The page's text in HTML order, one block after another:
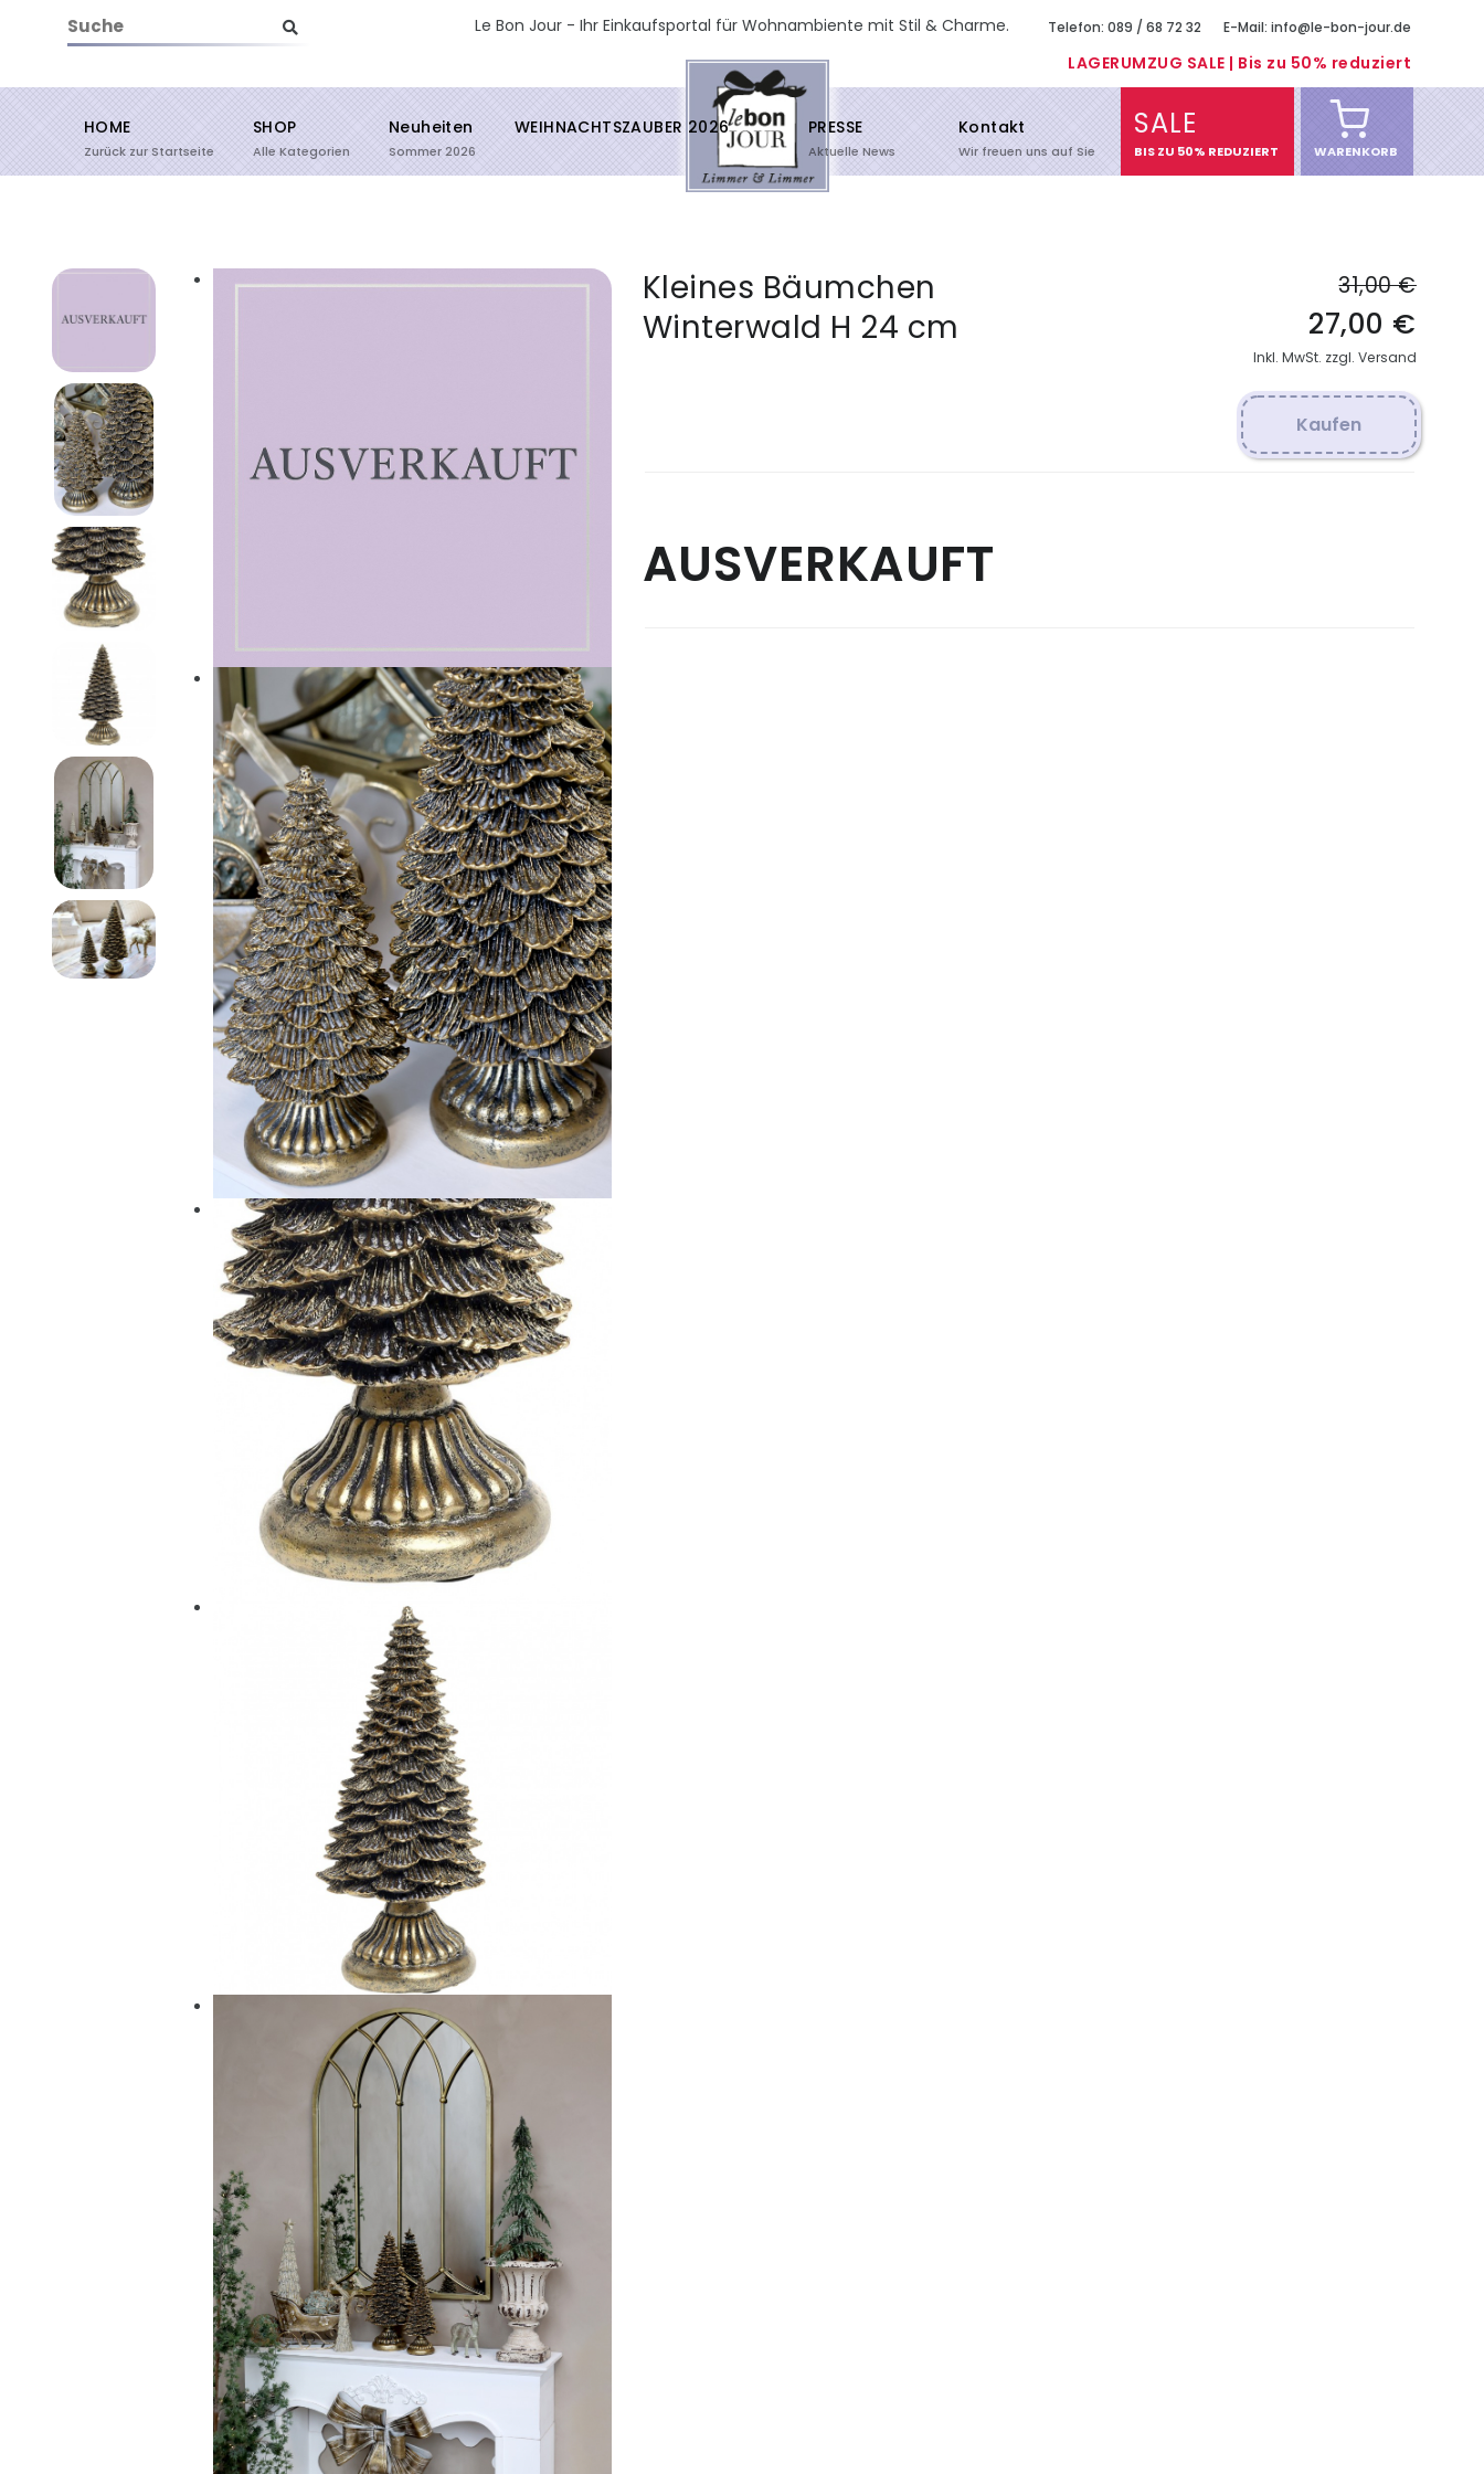
Le Bon Jour - Ihr Einkaufsportal für Wohnambiente mit Stil & Charme.
Suche starten
Telefon: 089 / 68 72 32 E-Mail: info@le-bon-jour.de
LAGERUMZUG SALE | Bis zu 50% reduziert
HOME
Zurück zur Startseite
SHOP
Alle Kategorien
Neuheiten
Sommer 2026
WEIHNACHTSZAUBER 2026 PRESSE
Aktuelle News
Kontakt
Wir freuen uns auf Sie
SALE
BIS ZU 50% REDUZIERT WARENKORB
Kleines Bäumchen
Winterwald H 24 cm
31,00 €
27,00 €
Inkl. MwSt. zzgl. Versand
Kaufen
AUSVERKAUFT